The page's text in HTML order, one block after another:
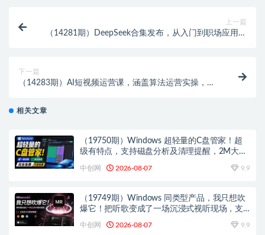
上一篇
（14281期）DeepSeek合集发布，从入门到职场应用，
下一篇
（14283期）AI短视频运营课，涵盖算法运营实操，助
相关文章
（19750期）Windows 超轻量的C盘管家！超
级有特点，支持磁盘分析及清理提醒，2M大小
中创网 2026-08-07 9.9
（19749期）Windows 同类型产品，我只想吹
爆它！把听歌变成了一场沉浸式视听现场，支
中创网 2026-08-07 9.9